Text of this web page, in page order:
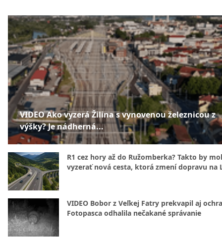
VIDEO Ako vyzerá Žilina s vynovenou železnicou z
výšky? Je nádherná...
R1 cez hory až do Ružomberka? Takto by
vyzerať nová cesta, ktorá zmení dopravu na
VIDEO Bobor z Veľkej Fatry prekvapil aj
Fotopasca odhalila nečakané správanie